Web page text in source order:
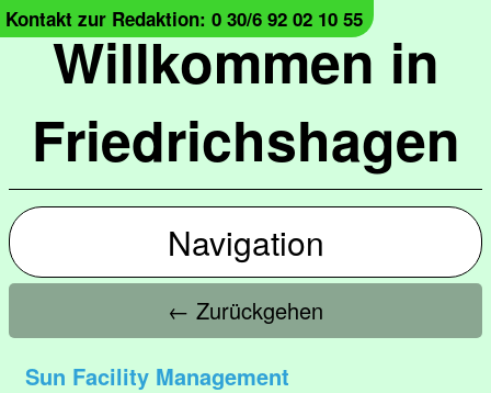
Willkommen in
Friedrichshagen
Kontakt zur Redaktion: 0 30/6 92 02 10 55
Navigation
← Zurückgehen
Sun Facility Management